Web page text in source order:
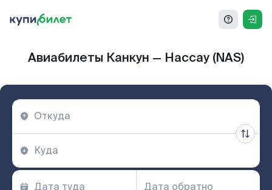
Авиабилеты Канкун — Нассау (NAS)